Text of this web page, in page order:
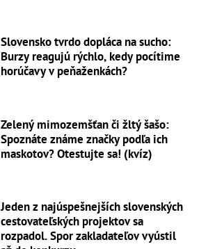
Slovensko tvrdo dopláca na sucho:
Burzy reagujú rýchlo, kedy pocítime
horúčavy v peňaženkách?
Zelený mimozemšťan či žltý šašo:
Spoznáte známe značky podľa ich
maskotov? Otestujte sa! (kvíz)
Jeden z najúspešnejších slovenských
cestovateľských projektov sa
rozpadol. Spor zakladateľov vyústil